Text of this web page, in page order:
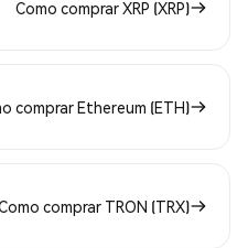
Como comprar XRP (XRP)
comprar Ethereum (ETH)
comprar TRON (TRX)